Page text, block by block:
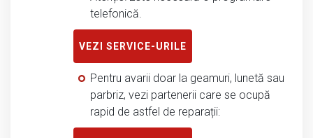
telefonică.
VEZI SERVICE-URILE
Pentru avarii doar la geamuri, lunetă sau
parbriz, vezi partenerii care se ocupă
rapid de astfel de reparații: